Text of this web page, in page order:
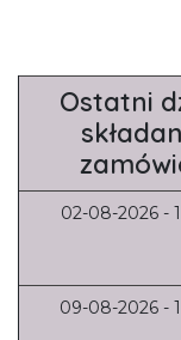
Ostatni
02-08-2026 -
09-08-2026 -